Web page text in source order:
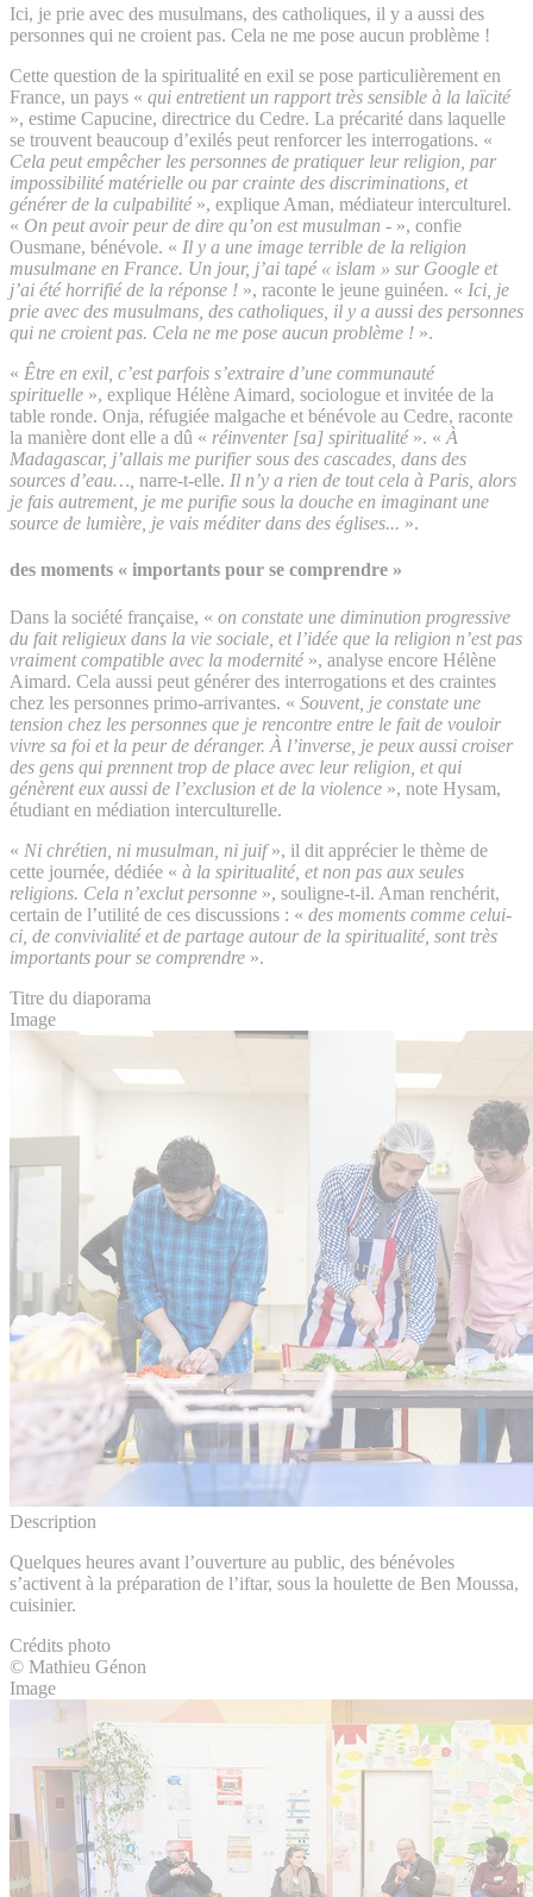
Ici, je prie avec des musulmans, des catholiques, il y a aussi des
personnes qui ne croient pas. Cela ne me pose aucun problème !
Cette question de la spiritualité en exil se pose particulièrement en
France, un pays « qui entretient un rapport très sensible à la laïcité
», estime Capucine, directrice du Cedre. La précarité dans laquelle
se trouvent beaucoup d’exilés peut renforcer les interrogations. «
Cela peut empêcher les personnes de pratiquer leur religion, par
impossibilité matérielle ou par crainte des discriminations, et
générer de la culpabilité », explique Aman, médiateur interculturel.
« On peut avoir peur de dire qu’on est musulman - », confie
Ousmane, bénévole. « Il y a une image terrible de la religion
musulmane en France. Un jour, j’ai tapé « islam » sur Google et
j’ai été horrifié de la réponse ! », raconte le jeune guinéen. « Ici, je
prie avec des musulmans, des catholiques, il y a aussi des personnes
qui ne croient pas. Cela ne me pose aucun problème ! ».
« Être en exil, c’est parfois s’extraire d’une communauté
spirituelle », explique Hélène Aimard, sociologue et invitée de la
table ronde. Onja, réfugiée malgache et bénévole au Cedre, raconte
la manière dont elle a dû « réinventer [sa] spiritualité ». « À
Madagascar, j’allais me purifier sous des cascades, dans des
sources d’eau…, narre-t-elle. Il n’y a rien de tout cela à Paris, alors
je fais autrement, je me purifie sous la douche en imaginant une
source de lumière, je vais méditer dans des églises... ».
des moments « importants pour se comprendre »
Dans la société française, « on constate une diminution progressive
du fait religieux dans la vie sociale, et l’idée que la religion n’est pas
vraiment compatible avec la modernité», analyse encore Hélène
Aimard. Cela aussi peut générer des interrogations et des craintes
chez les personnes primo-arrivantes. « Souvent, je constate une
tension chez les personnes que je rencontre entre le fait de vouloir
vivre sa foi et la peur de déranger. À l’inverse, je peux aussi croiser
des gens qui prennent trop de place avec leur religion, et qui
génèrent eux aussi de l’exclusion et de la violence », note Hysam,
étudiant en médiation interculturelle.
« Ni chrétien, ni musulman, ni juif», il dit apprécier le thème de
cette journée, dédiée « à la spiritualité, et non pas aux seules
religions. Cela n’exclut personne », souligne-t-il. Aman renchérit,
certain de l’utilité de ces discussions : « des moments comme celui-
ci, de convivialité et de partage autour de la spiritualité, sont très
importants pour se comprendre ».
Titre du diaporama
Image
Description
Quelques heures avant l’ouverture au public, des bénévoles
s’activent à la préparation de l’iftar, sous la houlette de Ben Moussa,
cuisinier.
Crédits photo
© Mathieu Génon
Image